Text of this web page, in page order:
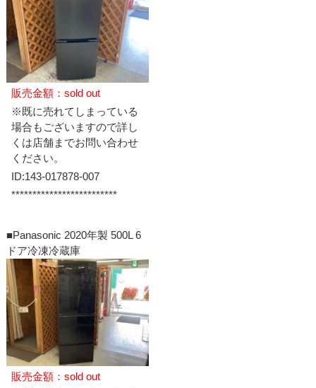
販売金額：sold out
※既に売れてしまっている
場合もございますので詳し
くは店舗までお問い合わせ
ください。
ID:143-017878-007
*************************
■Panasonic 2020年製 500L 6
ドア冷凍冷蔵庫
販売金額：sold out